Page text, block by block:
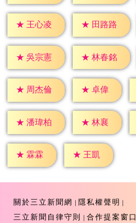
★ 王心凌 ★ 田路路
★ 吳宗憲 ★ 林春銘
★ 周杰倫 ★ 卓偉
★ 潘瑋柏 ★ 林襄
★ 霖霖 ★ 王凱
關於三立新聞網
隱私權聲明
三立新聞自律守則
合作提案窗口